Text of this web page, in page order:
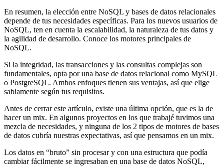
En resumen, la elección entre NoSQL y bases de datos relacionales
depende de tus necesidades específicas. Para los nuevos usuarios de
NoSQL, ten en cuenta la escalabilidad, la naturaleza de tus datos y
la agilidad de desarrollo. Conoce los motores principales de
NoSQL.
Si la integridad, las transacciones y las consultas complejas son
fundamentales, opta por una base de datos relacional como MySQL
o PostgreSQL. Ambos enfoques tienen sus ventajas, así que elige
sabiamente según tus requisitos.
Antes de cerrar este artículo, existe una última opción, que es la de
hacer un mix. En algunos proyectos en los que trabajé tuvimos una
mezcla de necesidades, y ninguna de los 2 tipos de motores de bases
de datos cubría nuestras expectativas, así que pensamos en un mix.
Los datos en “bruto” sin procesar y con una estructura que podía
cambiar fácilmente se ingresaban en una base de datos NoSQL,